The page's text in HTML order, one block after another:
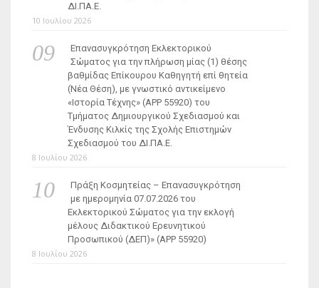
ΔΙ.ΠΑ.Ε.
10 Ιουλίου 2026
Επανασυγκρότηση Εκλεκτορικού
Σώματος για την πλήρωση μίας (1) θέσης
βαθμίδας Επίκουρου Καθηγητή επί θητεία
(Νέα Θέση), με γνωστικό αντικείμενο
«Ιστορία Τέχνης» (ΑΡΡ 55920) του
Τμήματος Δημιουργικού Σχεδιασμού και
Ένδυσης Κιλκίς της Σχολής Επιστημών
Σχεδιασμού του ΔΙ.ΠΑ.Ε.
8 Ιουλίου 2026
Πράξη Κοσμητείας – Επανασυγκρότηση
με ημερομηνία 07.07.2026 του
Εκλεκτορικού Σώματος για την εκλογή
μέλους Διδακτικού Ερευνητικού
Προσωπικού (ΔΕΠ)» (APP 55920)
8 Ιουλίου 2026